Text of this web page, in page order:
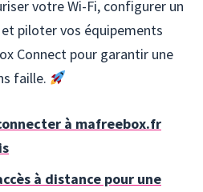
votre Wi-Fi, configurer un
piloter vos équipements
Connect pour garantir une
faille.
à mafreebox.fr
à distance pour une